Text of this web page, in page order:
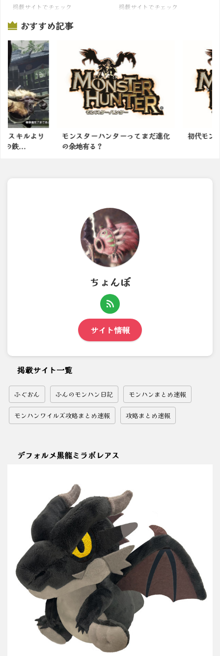
掲載サイトでチェック 掲載サイトでチェック
おすすめ記事
キルより
鉄...
モンスターハンターってまだ進化
の余地有る？
初代モン
ちょんぼ
サイト情報
掲載サイト一覧
ふぐおん ふんのモンハン日記 モンハンまとめ速報
モンハンワイルズ攻略まとめ速報 攻略まとめ速報
デフォルメ黒龍ミラボレアス